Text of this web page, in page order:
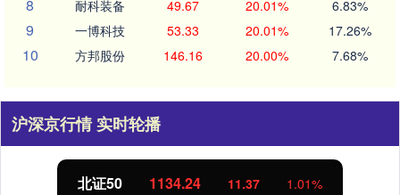
8 耐科装备 49.67 20.01% 6.83%
9 一博科技 53.33 20.01% 17.26%
10 方邦股份 146.16 20.00% 7.68%
沪深京行情 实时轮播
北证50 1134.24 11.37 1.01%